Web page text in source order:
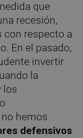
que
recesión,
con respecto a
En el pasado,
invertir
la
los
hemos
defensivos